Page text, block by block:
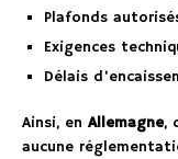
Plafonds
Exigences
Délais
Ainsi, en Allemagne,
aucune